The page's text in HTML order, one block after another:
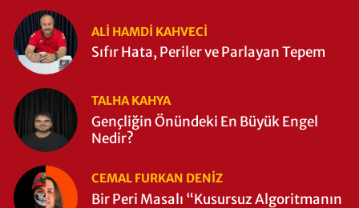
ALI HAMDI KAHVECİ
Sıfır Hata, Periler ve Parlayan Tepem
TALHA KAHYA
Gençliğin Önündeki En Büyük Engel
Nedir?
CEMAL FURKAN DENİZ
Bir Peri Masalı “Kusursuz Algoritmanın